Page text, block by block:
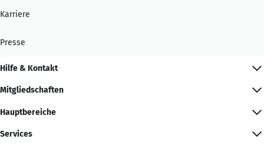
Karriere
Presse
Hilfe & Kontakt
Mitgliedschaften
Hauptbereiche
Services